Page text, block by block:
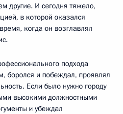
другие. И сегодня тяжело,
в которой оказался
когда он возглавлял
подхода
боролся и побеждал, проявлял
Если было нужно городу
высокими должностными
и убеждал